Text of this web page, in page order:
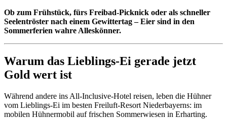
Ob zum Frühstück, fürs Freibad-Picknick oder als schneller
Seelentröster nach einem Gewittertag – Eier sind in den
Sommerferien wahre Alleskönner.
Warum das Lieblings-Ei gerade jetzt
Gold wert ist
Während andere ins All-Inclusive-Hotel reisen, leben die Hühner
vom Lieblings-Ei im besten Freiluft-Resort Niederbayerns: im
mobilen Hühnermobil auf frischen Sommerwiesen in Erharting.